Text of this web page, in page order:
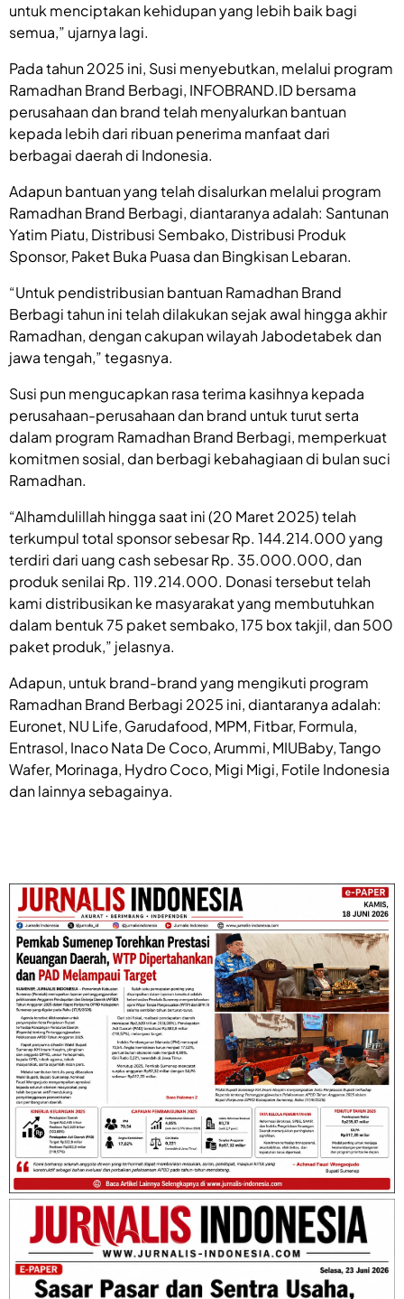
untuk menciptakan kehidupan yang lebih baik bagi
semua,” ujarnya lagi.
Pada tahun 2025 ini, Susi menyebutkan, melalui program
Ramadhan Brand Berbagi, INFOBRAND.ID bersama
perusahaan dan brand telah menyalurkan bantuan
kepada lebih dari ribuan penerima manfaat dari
berbagai daerah di Indonesia.
Adapun bantuan yang telah disalurkan melalui program
Ramadhan Brand Berbagi, diantaranya adalah: Santunan
Yatim Piatu, Distribusi Sembako, Distribusi Produk
Sponsor, Paket Buka Puasa dan Bingkisan Lebaran.
“Untuk pendistribusian bantuan Ramadhan Brand
Berbagi tahun ini telah dilakukan sejak awal hingga akhir
Ramadhan, dengan cakupan wilayah Jabodetabek dan
jawa tengah,” tegasnya.
Susi pun mengucapkan rasa terima kasihnya kepada
perusahaan-perusahaan dan brand untuk turut serta
dalam program Ramadhan Brand Berbagi, memperkuat
komitmen sosial, dan berbagi kebahagiaan di bulan suci
Ramadhan.
“Alhamdulillah hingga saat ini (20 Maret 2025) telah
terkumpul total sponsor sebesar Rp. 144.214.000 yang
terdiri dari uang cash sebesar Rp. 35.000.000, dan
produk senilai Rp. 119.214.000. Donasi tersebut telah
kami distribusikan ke masyarakat yang membutuhkan
dalam bentuk 75 paket sembako, 175 box takjil, dan 500
paket produk,” jelasnya.
Adapun, untuk brand-brand yang mengikuti program
Ramadhan Brand Berbagi 2025 ini, diantaranya adalah:
Euronet, NU Life, Garudafood, MPM, Fitbar, Formula,
Entrasol, Inaco Nata De Coco, Arummi, MIUBaby, Tango
Wafer, Morinaga, Hydro Coco, Migi Migi, Fotile Indonesia
dan lainnya sebagainya.